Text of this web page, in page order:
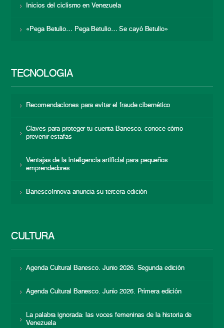
Inicios del ciclismo en Venezuela
«Pega Betulio… Pega Betulio… Se cayó Betulio»
TECNOLOGÍA
Recomendaciones para evitar el fraude cibernético
Claves para proteger tu cuenta Banesco: conoce cómo
prevenir estafas
Ventajas de la inteligencia artificial para pequeños
emprendedores
BanescoInnova anuncia su tercera edición
CULTURA
Agenda Cultural Banesco. Junio 2026. Segunda edición
Agenda Cultural Banesco. Junio 2026. Primera edición
La palabra ignorada: las voces femeninas de la historia de
Venezuela